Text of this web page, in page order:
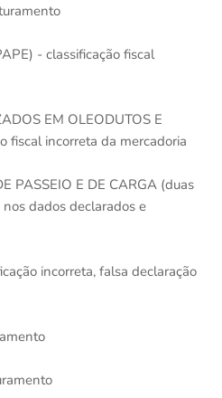
- classificação fiscal
EM OLEODUTOS E
fiscal incorreta da mercadoria
PASSEIO E DE CARGA (duas
dados declarados e
incorreta, falsa declaração